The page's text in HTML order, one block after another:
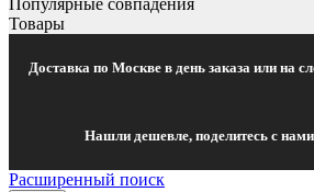
Популярные совпадения
Товары
Доставка по Москве в день заказа или на
Нашли дешевле, поделитесь с
Расширенный поиск